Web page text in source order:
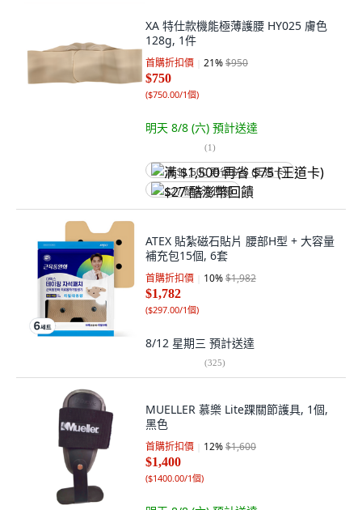
XA 特仕款機能極薄護腰 HY025 膚色
128g, 1件
首購折扣價 21%$950
$750
($750.00/1個)
明天 8/8 (六) 預計送達
(1)
满 $1,500 再省 $75 (王道卡)
$27 酷澎幣回饋
ATEX 貼紮磁石貼片 腰部H型 + 大容量
補充包15個, 6套
首購折扣價 10%$1,982
$1,782
($297.00/1個)
8/12 星期三 預計送達
(325)
MUELLER 慕樂 Lite踝關節護具, 1個,
黑色
首購折扣價 12%$1,600
$1,400
($1400.00/1個)